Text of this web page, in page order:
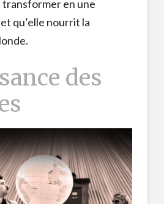
transformer en une
qu’elle nourrit la
des